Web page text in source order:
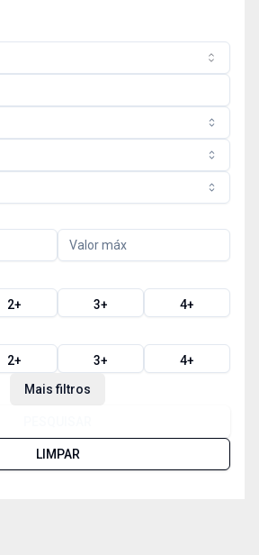
2+ 3+ 4+
2+ 3+ 4+
Mais filtros
LIMPAR